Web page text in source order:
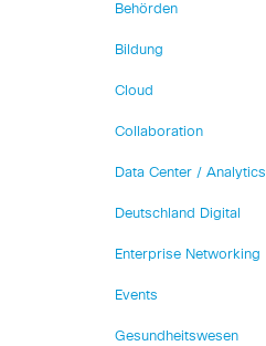
Behörden
Bildung
Cloud
Collaboration
Data Center / Analytics
Deutschland Digital
Enterprise Networking
Events
Gesundheitswesen